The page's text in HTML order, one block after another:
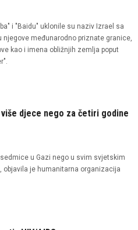
i "Baidu" uklonile su naziv Izrael sa
njegove međunarodno priznate granice,
kao i imena obližnjih zemlja poput
djece nego za četiri godine
u Gazi nego u svim svjetskim
objavila je humanitarna organizacija